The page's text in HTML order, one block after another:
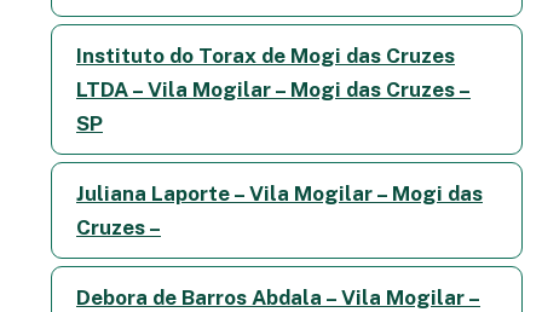
Instituto do Torax de Mogi das Cruzes
LTDA – Vila Mogilar – Mogi das Cruzes –
SP
Juliana Laporte – Vila Mogilar – Mogi das
Cruzes –
Debora de Barros Abdala – Vila Mogilar –